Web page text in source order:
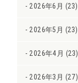
2026年6月 (23)
2026年5月 (23)
2026年4月 (23)
2026年3月 (27)